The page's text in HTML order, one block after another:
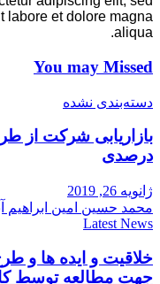
labore et dolore magna
aliqua.
You may Missed
دسته‌بندی نشده
بازاریابی شرکت از
درصدی
ژانویه 26, 2019
محمد حسین امین ابراهیم
Latest News
خلاقیت و ایده ها و
جهت مطالعه توسط